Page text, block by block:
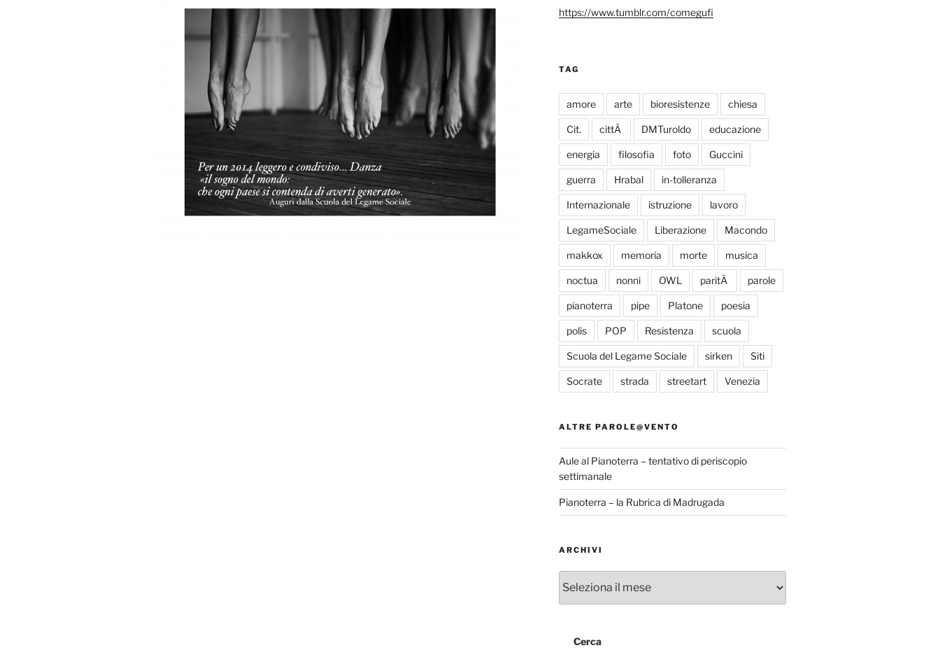
https://www.tumblr.com/comegufi
TAG
amore arte bioresistenze chiesa
Cit. cittÃ DMTuroldo educazione
energia filosofia foto Guccini
guerra Hrabal in-tolleranza
Internazionale istruzione lavoro
LegameSociale Liberazione Macondo
makkox memoria morte musica
noctua nonni OWL paritÃ parole
pianoterra pipe Platone poesia
polis POP Resistenza scuola
Scuola del Legame Sociale sirken Siti
Socrate strada streetart Venezia
ALTRE PAROLE@VENTO
Aule al Pianoterra – tentativo di periscopio
settimanale
Pianoterra – la Rubrica di Madrugada
ARCHIVI
Cerca